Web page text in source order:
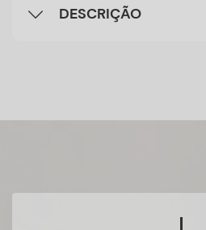
DESCRIÇÃO